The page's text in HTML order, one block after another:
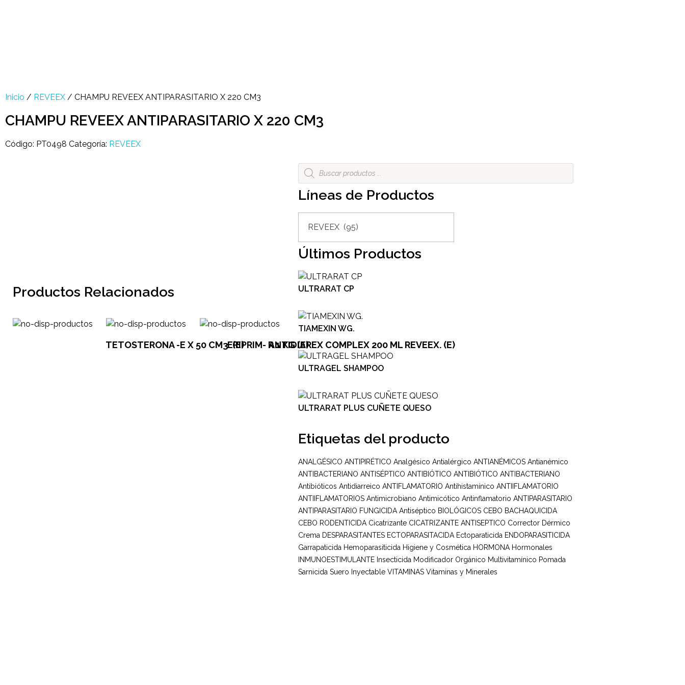
Inicio / REVEEX / CHAMPU REVEEX ANTIPARASITARIO X 220 CM3
CHAMPU REVEEX ANTIPARASITARIO X 220 CM3
Código: PT0498 Categoría: REVEEX
Productos Relacionados
TETOSTERONA -E X 50 CM3. (E)ERIPRIM- R 1 KG (E)ANTIDIAREX COMPLEX 200 ML REVEEX. (E)
Líneas de Productos
Últimos Productos
ULTRARAT CP
TIAMEXIN WG.
ULTRAGEL SHAMPOO
ULTRARAT PLUS CUÑETE QUESO
Etiquetas del producto
ANALGÉSICO ANTIPIRÉTICO Analgésico Antialérgico ANTIANÉMICOS Antianémico
ANTIBACTERIANO ANTISÉPTICO ANTIBIÓTICO ANTIBIÓTICO ANTIBACTERIANO
Antibióticos Antidiarreico ANTIFLAMATORIO Antihistamínico ANTIIFLAMATORIO
ANTIIFLAMATORIOS Antimicrobiano Antimicótico Antinflamatorio ANTIPARASITARIO
ANTIPARASITARIO FUNGICIDA Antiséptico BIOLÓGICOS CEBO BACHAQUICIDA
CEBO RODENTICIDA Cicatrizante CICATRIZANTE ANTISEPTICO Corrector Dérmico
Crema DESPARASITANTES ECTOPARASITACIDA Ectoparaticida ENDOPARASITICIDA
Garrapaticida Hemoparasiticida Higiene y Cosmética HORMONA Hormonales
INMUNOESTIMULANTE Insecticida Modificador Orgánico Multivitamínico Pomada
Sarnicida Suero Inyectable VITAMINAS Vitaminas y Minerales